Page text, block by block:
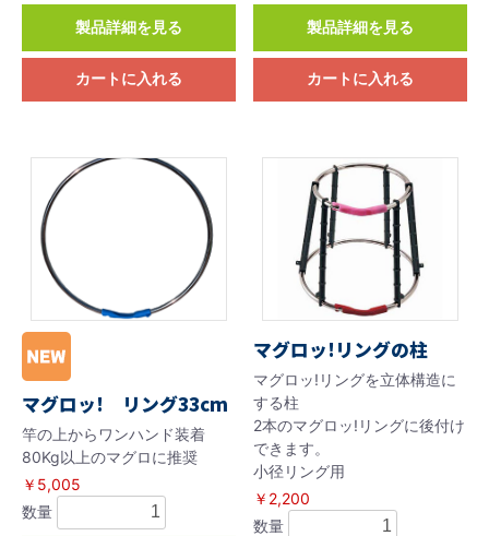
製品詳細を見る
カートに入れる
製品詳細を見る
カートに入れる
マグロッ! リング33cm
竿の上からワンハンド装着
80Kg以上のマグロに推奨
￥5,005
数量
マグロッ!リングの柱
マグロッ!リングを立体構造に
する柱
2本のマグロッ!リングに後付け
できます。
小径リング用
￥2,200
数量